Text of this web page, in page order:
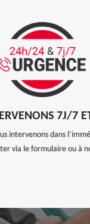
7J/7
intervenons dans
via le formulaire ou à